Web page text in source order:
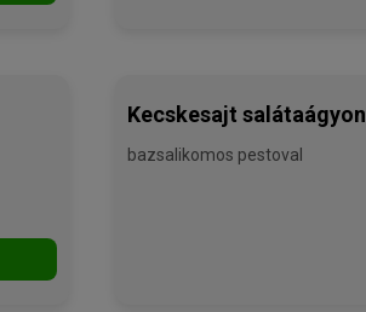
Kecskesajt salátaágyon
bazsalikomos pestoval